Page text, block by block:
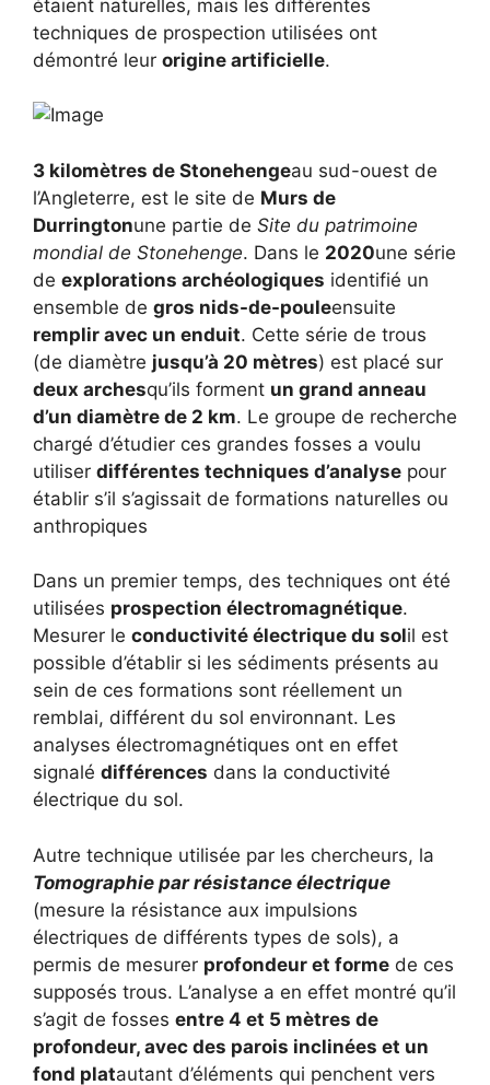
étaient naturelles, mais les différentes
techniques de prospection utilisées ont
démontré leur origine artificielle.
3 kilomètres de Stonehengeau sud-ouest de
l’Angleterre, est le site de Murs de
Durringtonune partie de Site du patrimoine
mondial de Stonehenge. Dans le 2020une série
de explorations archéologiques identifié un
ensemble de gros nids-de-pouleensuite
remplir avec un enduit. Cette série de trous
(de diamètre jusqu’à 20 mètres) est placé sur
deux archesqu’ils forment un grand anneau
d’un diamètre de 2 km. Le groupe de recherche
chargé d’étudier ces grandes fosses a voulu
utiliser différentes techniques d’analyse pour
établir s’il s’agissait de formations naturelles ou
anthropiques
Dans un premier temps, des techniques ont été
utilisées prospection électromagnétique.
Mesurer le conductivité électrique du solil est
possible d’établir si les sédiments présents au
sein de ces formations sont réellement un
remblai, différent du sol environnant. Les
analyses électromagnétiques ont en effet
signalé différences dans la conductivité
électrique du sol.
Autre technique utilisée par les chercheurs, la
Tomographie par résistance électrique
(mesure la résistance aux impulsions
électriques de différents types de sols), a
permis de mesurer profondeur et forme de ces
supposés trous. L’analyse a en effet montré qu’il
s’agit de fosses entre 4 et 5 mètres de
profondeur, avec des parois inclinées et un
fond platautant d’éléments qui penchent vers